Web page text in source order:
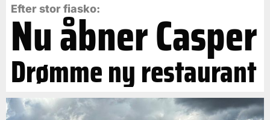
Efter stor fiasko:
Nu åbner Casper
Drømme ny restaurant